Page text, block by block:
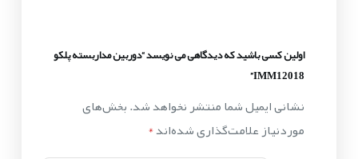
اولین کسی باشید که دیدگاهی می نویسد “دوربین مداربسته پلکو
IMM12018”
نشانی ایمیل شما منتشر نخواهد شد.بخش‌های
موردنیاز علامت‌گذاری شده‌اند*